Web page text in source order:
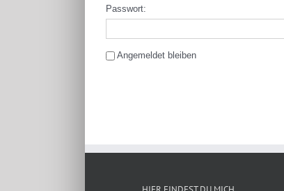
Passwort:
Angemeldet bleiben